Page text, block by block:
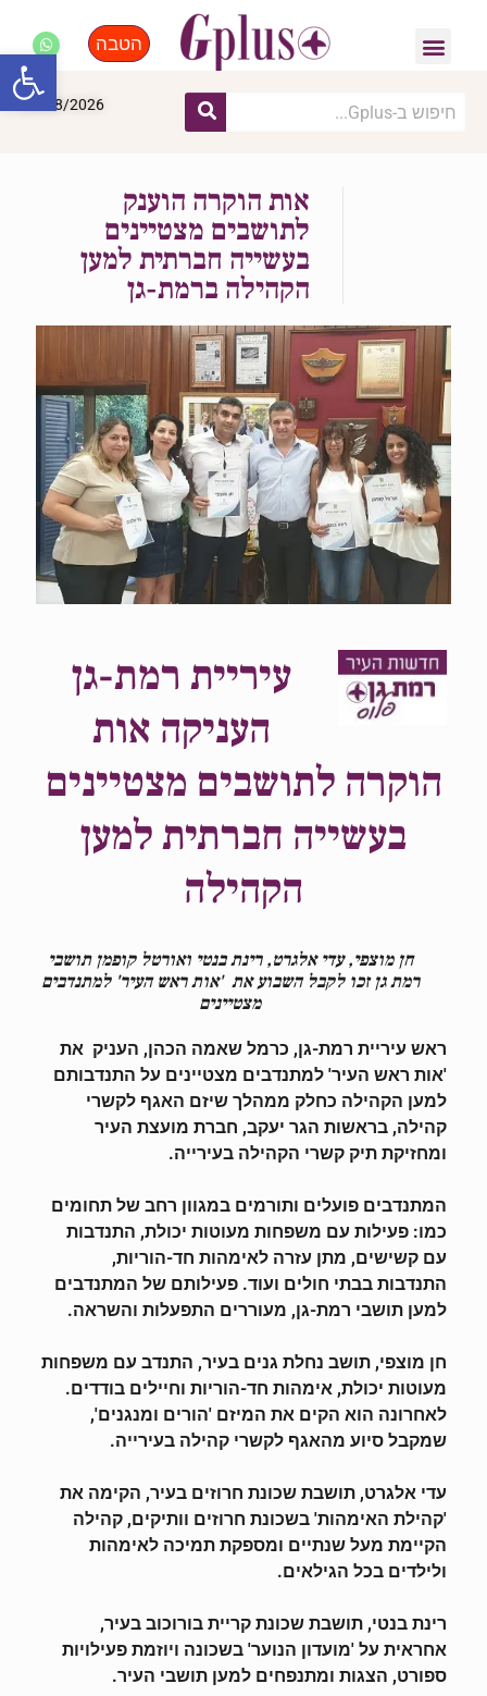
הטבה
08/08/2026
אות הוקרה הוענק
לתושבים מצטיינים
בעשייה חברתית למען
הקהילה ברמת-גן
עיריית רמת-גן
העניקה אות
הוקרה לתושבים מצטיינים
בעשייה חברתית למען
הקהילה
חן מוצפי, עדי אלגרט, רינת בנטי ואורטל קופמןתושבי
רמת גןזכו לקבל השבוע את 'אות ראש העיר' למתנדבים
מצטיינים
ראש עיריית רמת-גן, כרמל שאמה הכהן, העניק את
'אות ראש העיר' למתנדבים מצטיינים על התנדבותם
למען הקהילה כחלק ממהלך שיזם האגף לקשרי
קהילה, בראשות הגר יעקב, חברת מועצת העיר
ומחזיקת תיק קשרי הקהילה בעירייה.
המתנדבים פועלים ותורמים במגוון רחב של תחומים
כמו: פעילות עם משפחות מעוטות יכולת, התנדבות
עם קשישים, מתן עזרה לאימהות חד-הוריות,
התנדבות בבתי חולים ועוד. פעילותם של המתנדבים
למען תושבי רמת-גן, מעוררים התפעלות והשראה.
חן מוצפי, תושב נחלת גנים בעיר, התנדב עם משפחות
מעוטות יכולת, אימהות חד-הוריות וחיילים בודדים.
לאחרונה הוא הקים את המיזם 'הורים ומנגנים',
שמקבל סיוע מהאגף לקשרי קהילה בעירייה.
עדי אלגרט, תושבת שכונת חרוזים בעיר, הקימה את
'קהילת האימהות' בשכונת חרוזים וותיקים, קהילה
הקיימת מעל שנתיים ומספקת תמיכה לאימהות
ולילדים בכל הגילאים.
רינת בנטי, תושבת שכונת קריית בורוכוב בעיר,
אחראית על 'מועדון הנוער' בשכונה ויוזמת פעילויות
ספורט, הצגות ומתנפחים למען תושבי העיר.
פתח